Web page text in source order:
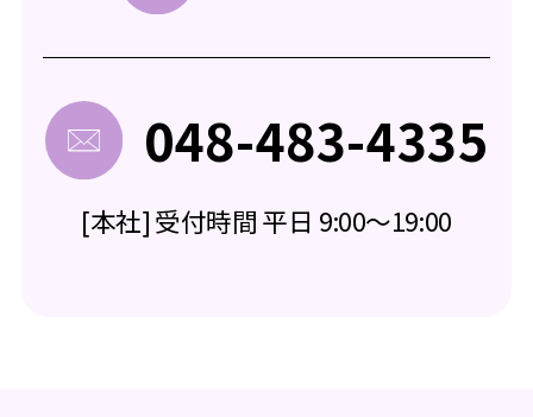
048-483-4335
[本社] 受付時間 平日 9:00～19:00